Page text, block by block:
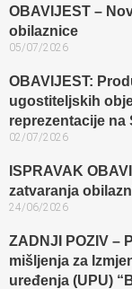
OBAVIJEST –
obilaznice​
05/07/2026
OBAVIJEST:
ugostiteljskih
reprezentacije na
02/07/2026
ISPRAVAK
zatvaranja
24/06/2026
ZADNJI POZIV –
mišljenja za
uređenja (UPU)